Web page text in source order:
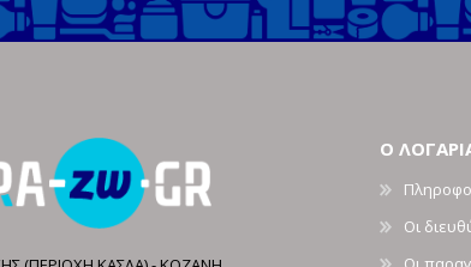
Ο
Οι